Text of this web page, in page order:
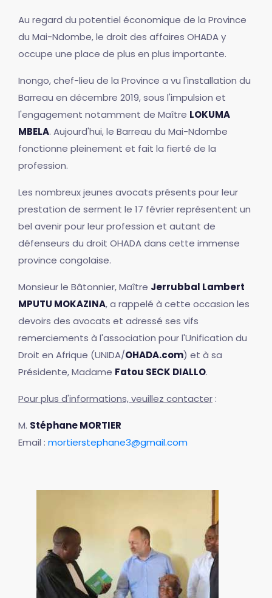
Au regard du potentiel économique de la Province
du Mai-Ndombe, le droit des affaires OHADA y
occupe une place de plus en plus importante.
Inongo, chef-lieu de la Province a vu l'installation du
Barreau en décembre 2019, sous l'impulsion et
l'engagement notamment de Maître LOKUMA
MBELA. Aujourd'hui, le Barreau du Mai-Ndombe
fonctionne pleinement et fait la fierté de la
profession.
Les nombreux jeunes avocats présents pour leur
prestation de serment le 17 février représentent un
bel avenir pour leur profession et autant de
défenseurs du droit OHADA dans cette immense
province congolaise.
Monsieur le Bâtonnier, Maître Jerrubbal Lambert
MPUTU MOKAZINA, a rappelé à cette occasion les
devoirs des avocats et adressé ses vifs
remerciements à l'association pour l'Unification du
Droit en Afrique (UNIDA/OHADA.com) et à sa
Présidente, Madame Fatou SECK DIALLO.
Pour plus d'informations, veuillez contacter :
M. Stéphane MORTIER
Email : mortierstephane3@gmail.com